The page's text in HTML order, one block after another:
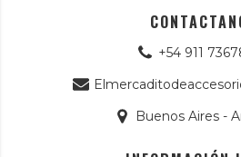
+54 911
Buenos Aires -